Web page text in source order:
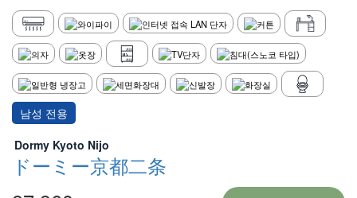
남성 전용
Dormy Kyoto Nijo
ドーミー京都二条